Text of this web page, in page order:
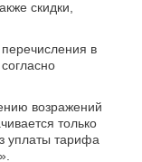
скидки,
в
возражений
только
уплаты тарифа